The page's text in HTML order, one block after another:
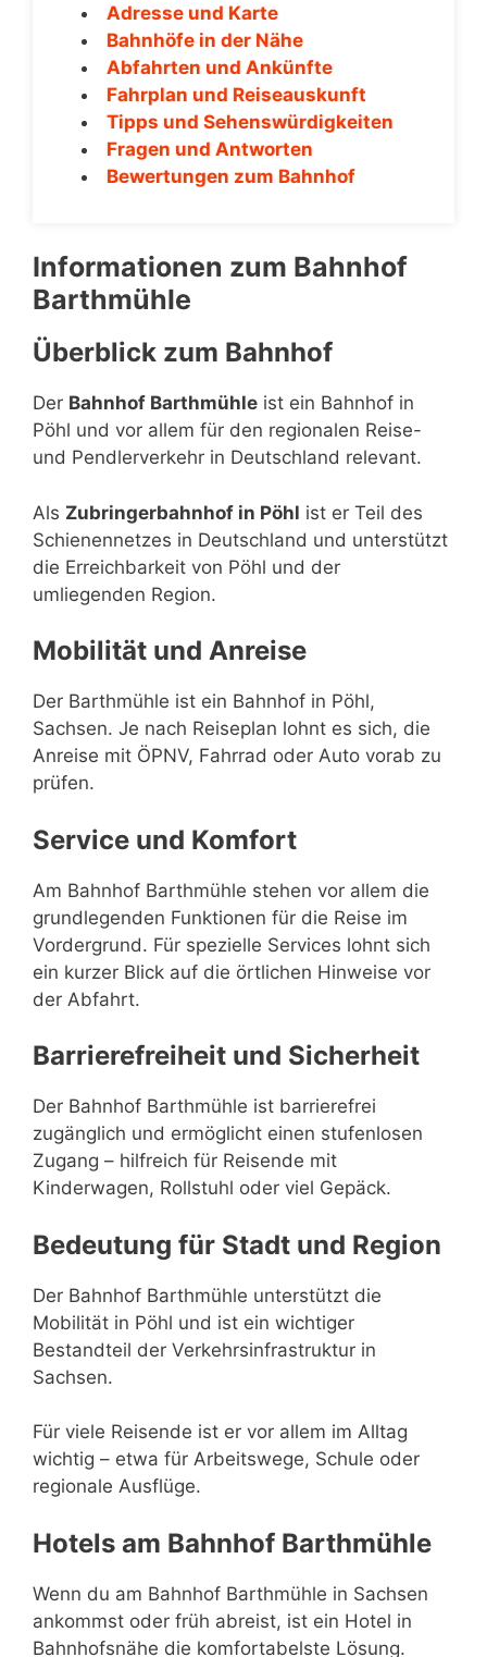
Adresse und Karte
Bahnhöfe in der Nähe
Abfahrten und Ankünfte
Fahrplan und Reiseauskunft
Tipps und Sehenswürdigkeiten
Fragen und Antworten
Bewertungen zum Bahnhof
Informationen zum Bahnhof
Barthmühle
Überblick zum Bahnhof
Der Bahnhof Barthmühle ist ein Bahnhof in
Pöhl und vor allem für den regionalen Reise-
und Pendlerverkehr in Deutschland relevant.
Als Zubringerbahnhof in Pöhl ist er Teil des
Schienennetzes in Deutschland und unterstützt
die Erreichbarkeit von Pöhl und der
umliegenden Region.
Mobilität und Anreise
Der Barthmühle ist ein Bahnhof in Pöhl,
Sachsen. Je nach Reiseplan lohnt es sich, die
Anreise mit ÖPNV, Fahrrad oder Auto vorab zu
prüfen.
Service und Komfort
Am Bahnhof Barthmühle stehen vor allem die
grundlegenden Funktionen für die Reise im
Vordergrund. Für spezielle Services lohnt sich
ein kurzer Blick auf die örtlichen Hinweise vor
der Abfahrt.
Barrierefreiheit und Sicherheit
Der Bahnhof Barthmühle ist barrierefrei
zugänglich und ermöglicht einen stufenlosen
Zugang – hilfreich für Reisende mit
Kinderwagen, Rollstuhl oder viel Gepäck.
Bedeutung für Stadt und Region
Der Bahnhof Barthmühle unterstützt die
Mobilität in Pöhl und ist ein wichtiger
Bestandteil der Verkehrsinfrastruktur in
Sachsen.
Für viele Reisende ist er vor allem im Alltag
wichtig – etwa für Arbeitswege, Schule oder
regionale Ausflüge.
Hotels am Bahnhof Barthmühle
Wenn du am Bahnhof Barthmühle in Sachsen
ankommst oder früh abreist, ist ein Hotel in
Bahnhofsnähe die komfortabelste Lösung.